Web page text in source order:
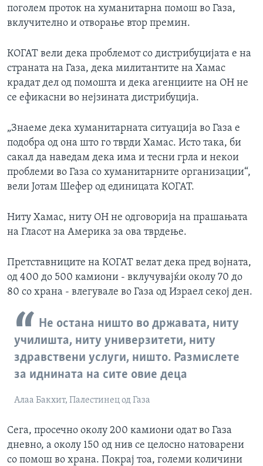
поголем проток на хуманитарна помош во Газа,
вклучително и отворање втор премин.
КОГАТ вели дека проблемот со дистрибуцијата е на
страната на Газа, дека милитантите на Хамас
крадат дел од помошта и дека агенциите на ОН не
се ефикасни во нејзината дистрибуција.
„Знаеме дека хуманитарната ситуација во Газа е
подобра од она што го тврди Хамас. Исто така, би
сакал да наведам дека има и тесни грла и некои
проблеми во Газа со хуманитарните организации“,
вели Јотам Шефер од единицата КОГАТ.
Ниту Хамас, ниту ОН не одговорија на прашањата
на Гласот на Америка за ова тврдење.
Претставниците на КОГАТ велат дека пред војната,
од 400 до 500 камиони - вклучувајќи околу 70 до
80 со храна - влегувале во Газа од Израел секој ден.
Не остана ништо во државата, ниту
училишта, ниту универзитети, ниту
здравствени услуги, ништо. Размислете
за иднината на сите овие деца
Алаа Бакхит, Палестинец од Газа
Сега, просечно околу 200 камиони одат во Газа
дневно, а околу 150 од нив се целосно натоварени
со помош во храна. Покрај тоа, големи количини